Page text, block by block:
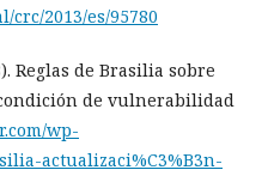
2013/es/95780
Reglas de Brasilia sobre
de vulnerabilidad
wp-
actualizaci%C3%B3n-